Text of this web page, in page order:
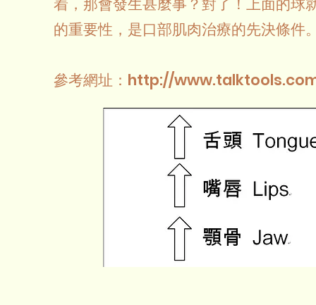
的重要性，是口部肌肉治療的先決條件
參考網址： http://